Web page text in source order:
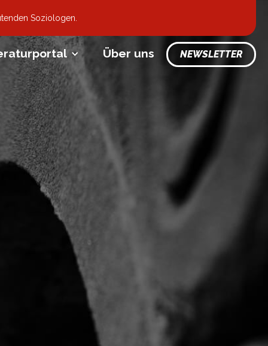
Soziologen.
Über uns NEWSLETTER